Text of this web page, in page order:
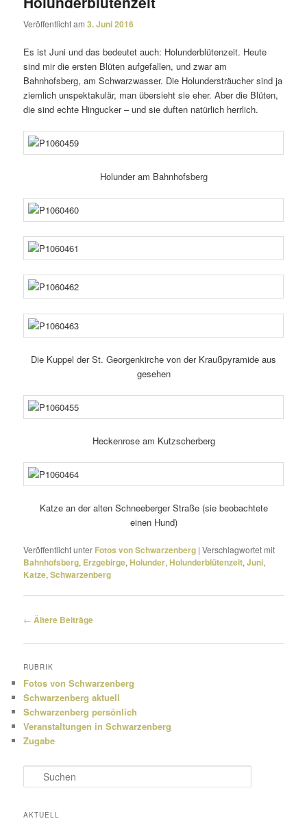
Veröffentlicht am3. Juni 2016
Es ist Juni und das bedeutet auch: Holunderblütenzeit. Heute
sind mir die ersten Blüten aufge­fallen, und zwar am
Bahnhofsberg, am Schwarzwasser. Die Holundersträucher sind ja
ziem­lich unspek­ta­kulär, man über­sieht sie eher. Aber die Blüten,
die sind echte Hingucker – und sie duften natür­lich herrlich.
Holunder am Bahnhofsberg
Die Kuppel der St. Georgenkirche von der Kraußpyramide aus
gesehen
Heckenrose am Kutzscherberg
Katze an der alten Schneeberger Straße (sie beob­ach­tete
einen Hund)
Veröffentlicht unter Fotos von Schwarzenberg |Verschlagwortet mit
Bahnhofsberg, Erzgebirge,Holunder,Holunderblütenzeit,Juni,
Katze,Schwarzenberg
Beitragsnavigation
← Ältere Beiträge
RUBRIK
Fotos von Schwarzenberg
Schwarzenberg aktuell
Schwarzenberg persönlich
Veranstaltungen in Schwarzenberg
Zugabe
u
h
AKTUELL